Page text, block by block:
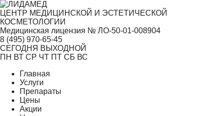
ЦЕНТР МЕДИЦИНСКОЙ И ЭСТЕТИЧЕСКОЙ
КОСМЕТОЛОГИИ
Медицинская лицензия № ЛО-50-01-008904
8 (495) 970-65-45
СЕГОДНЯ ВЫХОДНОЙ
ПН ВТ СР ЧТ ПТ СБ ВС
Главная
Услуги
Препараты
Цены
Акции